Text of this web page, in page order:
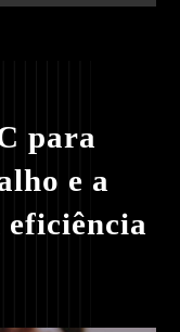
para
e a